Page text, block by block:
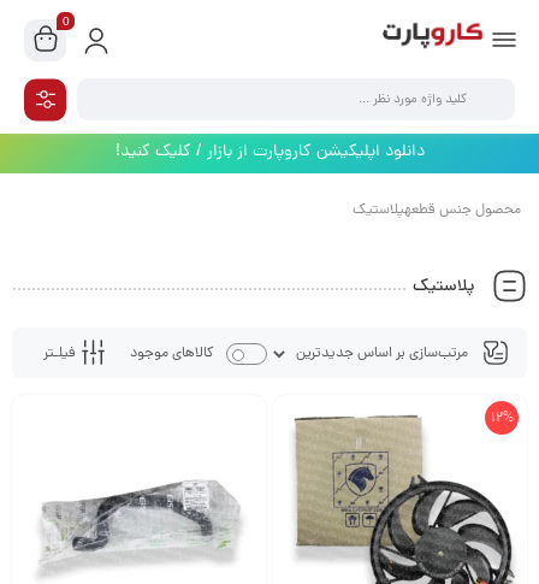
0
دانلود اپلیکیشن کاروپارت از بازار / کلیک کنید!
محصول جنس قطعهپلاستیک
پلاستیک
فیلـتر کالاهای موجود
12%